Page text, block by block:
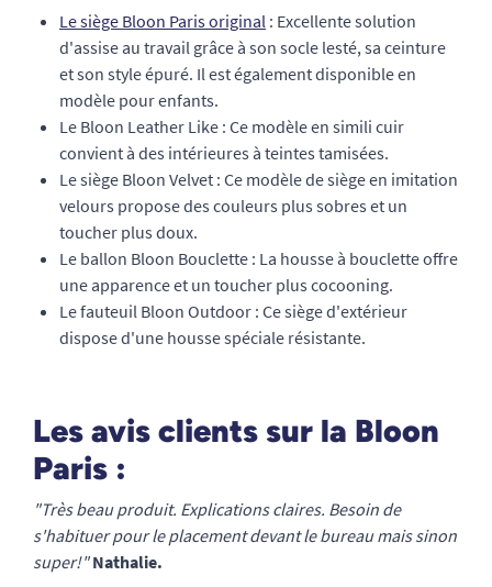
Le siège Bloon Paris original : Excellente solution
d'assise au travail grâce à son socle lesté, sa ceinture
et son style épuré. Il est également disponible en
modèle pour enfants.
Le Bloon Leather Like : Ce modèle en simili cuir
convient à des intérieures à teintes tamisées.
Le siège Bloon Velvet : Ce modèle de siège en imitation
velours propose des couleurs plus sobres et un
toucher plus doux.
Le ballon Bloon Bouclette : La housse à bouclette offre
une apparence et un toucher plus cocooning.
Le fauteuil Bloon Outdoor : Ce siège d'extérieur
dispose d'une housse spéciale résistante.
Les avis clients sur la Bloon
Paris :
"Très beau produit. Explications claires. Besoin de
s'habituer pour le placement devant le bureau mais sinon
super!"Nathalie.